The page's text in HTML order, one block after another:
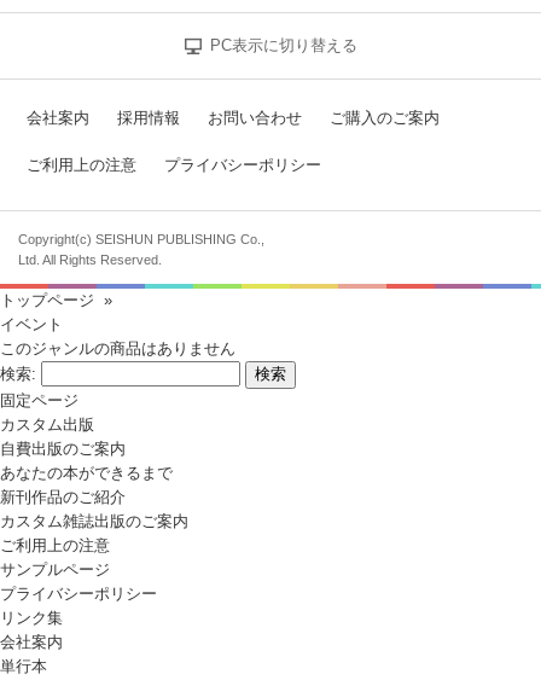
PC表示に切り替える
会社案内 採用情報 お問い合わせ ご購入のご案内
ご利用上の注意 プライバシーポリシー
Copyright(c) SEISHUN PUBLISHING Co.,
Ltd. All Rights Reserved.
トップページ »
イベント
このジャンルの商品はありません
検索:
固定ページ
カスタム出版
自費出版のご案内
あなたの本ができるまで
新刊作品のご紹介
カスタム雑誌出版のご案内
ご利用上の注意
サンプルページ
プライバシーポリシー
リンク集
会社案内
単行本